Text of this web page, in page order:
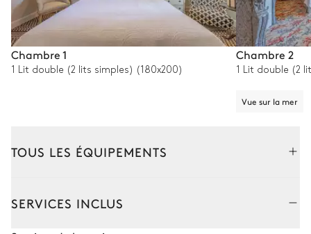
Chambre 1
1 Lit double (2 lits simples) (180x200)
Chambre 2
1 Lit double (2
Vue sur la mer
TOUS LES ÉQUIPEMENTS
SERVICES INCLUS